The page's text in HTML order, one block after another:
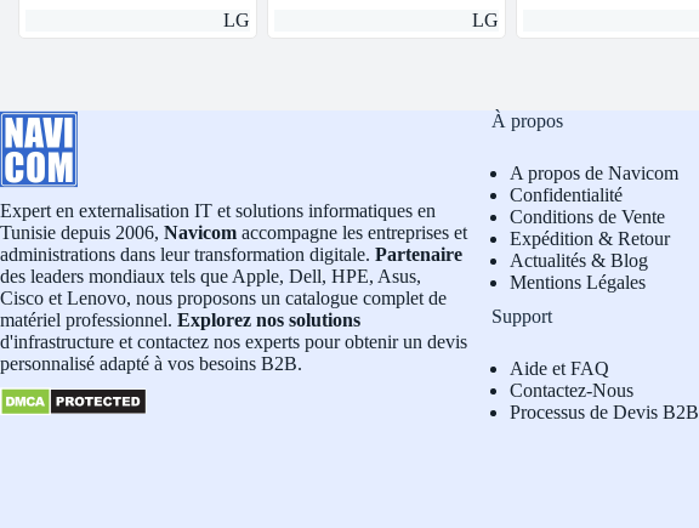
LG
LG
Expert en externalisation IT et solutions informatiques en
Tunisie depuis 2006, Navicom accompagne les entreprises et
administrations dans leur transformation digitale. Partenaire
des leaders mondiaux tels que Apple, Dell, HPE, Asus,
Cisco et Lenovo, nous proposons un catalogue complet de
matériel professionnel. Explorez nos solutions
d'infrastructure et contactez nos experts pour obtenir un devis
personnalisé adapté à vos besoins B2B.
À propos
A propos de Navicom
Confidentialité
Conditions de Vente
Expédition & Retour
Actualités & Blog
Mentions Légales
Support
Aide et FAQ
Contactez-Nous
Processus de Devis B2B